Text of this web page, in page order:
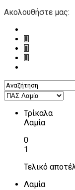
Ακολουθήστε μας:
Τρίκαλα
Λαμία
0
1
Τελικό
Λαμία